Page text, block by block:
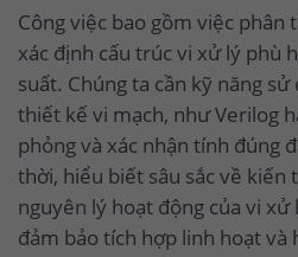
Công việc bao gồm việc phân
xác định cấu trúc vi xử lý phù
suất. Chúng ta cần kỹ năng sử
thiết kế vi mạch, như Verilog
phỏng và xác nhận tính đúng
thời, hiểu biết sâu sắc về kiến
nguyên lý hoạt động của vi xử
đảm bảo tích hợp linh hoạt và